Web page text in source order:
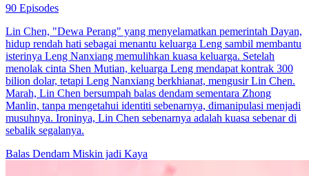
90 Episodes
Lin Chen, "Dewa Perang" yang menyelamatkan pemerintah Dayan,
hidup rendah hati sebagai menantu keluarga Leng sambil membantu
isterinya Leng Nanxiang memulihkan kuasa keluarga. Setelah
menolak cinta Shen Mutian, keluarga Leng mendapat kontrak 300
bilion dolar, tetapi Leng Nanxiang berkhianat, mengusir Lin Chen.
Marah, Lin Chen bersumpah balas dendam sementara Zhong
Manlin, tanpa mengetahui identiti sebenarnya, dimanipulasi menjadi
musuhnya. Ironinya, Lin Chen sebenarnya adalah kuasa sebenar di
sebalik segalanya.
Balas Dendam Miskin jadi Kaya